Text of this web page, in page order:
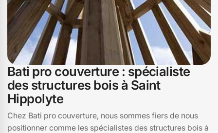
Bati pro couverture : spécialiste
des structures bois à Saint
Hippolyte
Chez Bati pro couverture, nous sommes fiers de nous
positionner comme les spécialistes des structures bois à